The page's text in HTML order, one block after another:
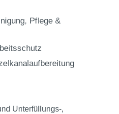
Pflege &
Unterfüllungs-,